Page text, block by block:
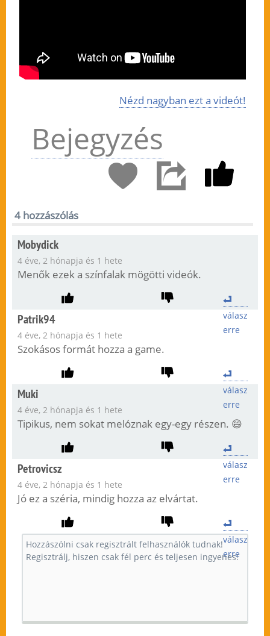
Nézd nagyban ezt a videót!
Bejegyzés
4 hozzászólás
Mobydick
4 éve, 2 hónapja és 1 hete
Menők ezek a színfalak mögötti videók.
válasz
erre
Patrik94
4 éve, 2 hónapja és 1 hete
Szokásos formát hozza a game.
válasz
erre
Muki
4 éve, 2 hónapja és 1 hete
Tipikus, nem sokat melóznak egy-egy részen. 😄
válasz
erre
Petrovicsz
4 éve, 2 hónapja és 1 hete
Jó ez a széria, mindig hozza az elvártat.
válasz
erre